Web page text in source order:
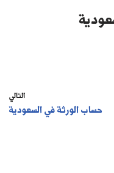
التالي
حساب الورثة في السعودية